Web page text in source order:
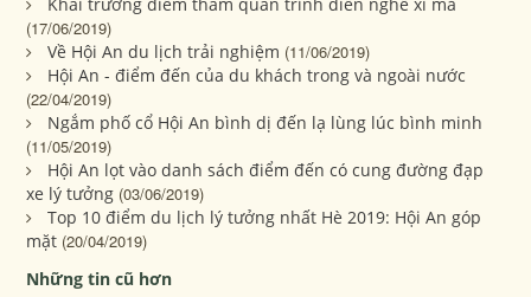
(17/06/2019)
Về Hội An du lịch trải nghiệm (11/06/2019)
Hội An - điểm đến của du khách trong và ngoài nước
(22/04/2019)
Ngắm phố cổ Hội An bình dị đến lạ lùng lúc bình minh
(11/05/2019)
Hội An lọt vào danh sách điểm đến có cung đường đạp
xe lý tưởng (03/06/2019)
Top 10 điểm du lịch lý tưởng nhất Hè 2019: Hội An góp
mặt (20/04/2019)
Những tin cũ hơn